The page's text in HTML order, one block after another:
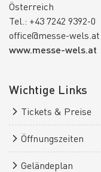
Österreich
Tel.: +43 7242 9392-0
office@messe-wels.at
www.messe-wels.at
Wichtige Links
Tickets & Preise
Öffnungszeiten
Geländeplan